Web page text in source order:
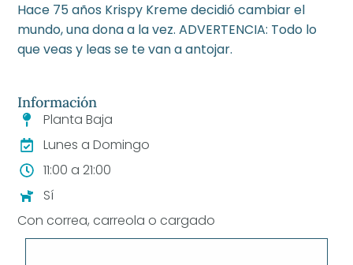
Hace 75 años Krispy Kreme decidió cambiar el
mundo, una dona a la vez. ADVERTENCIA: Todo lo
que veas y leas se te van a antojar.
Información
Planta Baja
Lunes a Domingo
11:00 a 21:00
Sí
Con correa, carreola o cargado